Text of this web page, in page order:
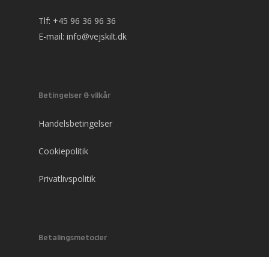
Tlf: +45 96 36 96 36
E-mail: info@vejskilt.dk
Betingelser & vilkår
Handelsbetingelser
Cookiepolitik
Privatlivspolitik
Betalingsmetoder